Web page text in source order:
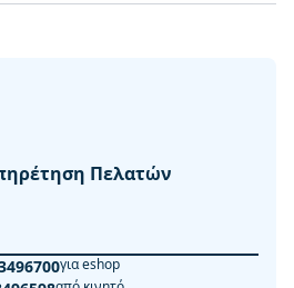
Πελατών
για eshop